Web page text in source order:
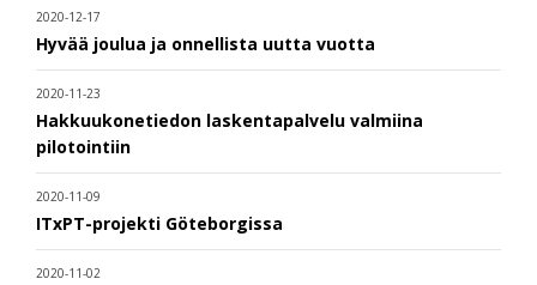
2020-12-17
Hyvää joulua ja onnellista uutta vuotta
2020-11-23
Hakkuukonetiedon laskentapalvelu valmiina
pilotointiin
2020-11-09
ITxPT-projekti Göteborgissa
2020-11-02